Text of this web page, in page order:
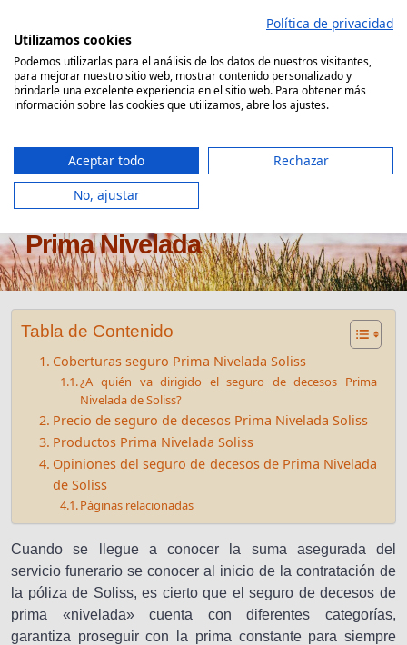
contenido
Comparador Seguro Decesos
Seguro de decesos Soliss
Prima Nivelada
Tabla de Contenido
Coberturas seguro Prima Nivelada Soliss
¿A quién va dirigido el seguro de decesos Prima
Nivelada de Soliss?
Precio de seguro de decesos Prima Nivelada Soliss
Productos Prima Nivelada Soliss
Opiniones del seguro de decesos de Prima Nivelada
de Soliss
Páginas relacionadas
Cuando se llegue a conocer la suma asegurada del
servicio funerario se conocer al inicio de la contratación de
la póliza de Soliss, es cierto que el seguro de decesos de
prima «nivelada» cuenta con diferentes categorías,
garantiza proseguir con la prima constante para siempre
Política de privacidad
Utilizamos cookies
Podemos utilizarlas para el análisis de los datos de nuestros visitantes,
para mejorar nuestro sitio web, mostrar contenido personalizado y
brindarle una excelente experiencia en el sitio web. Para obtener más
información sobre las cookies que utilizamos, abre los ajustes.
Aceptar todo
Rechazar
No, ajustar